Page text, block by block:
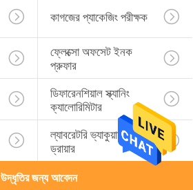
কাগজের প্যাকেজিং পরীক্ষক
ফ্লেক্সো অফসেট ইনক
প্রুফার
ডিফারেনশিয়াল স্ক্যানিং
ক্যালোরিমিটার
ল্যাবরেটরি ভ্যাকুয়াম ফ্রিজ
ড্রায়ার
উদ্ধৃতির জন্য আবেদন